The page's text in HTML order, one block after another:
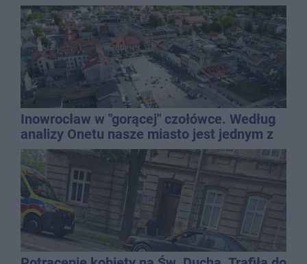
Inowrocław w "gorącej" czołówce. Według
analizy Onetu nasze miasto jest jednym z
najbardziej narażonych na upały